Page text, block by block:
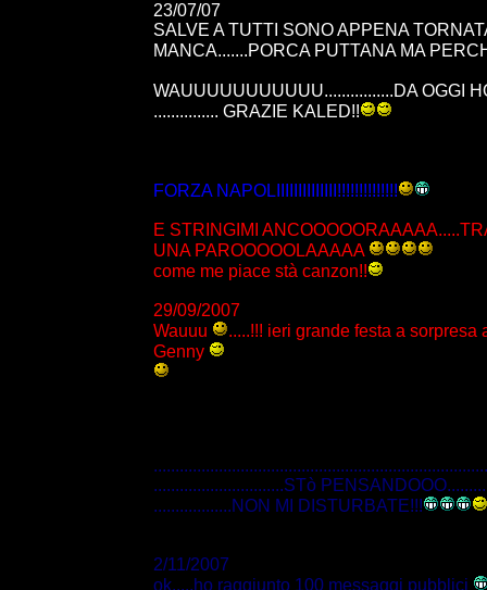
23/07/07
SALVE A TUTTI SONO APPENA
MANCA.......PORCA PUTTANA MA
WAUUUUUUUUUUU................DA OGGI
............... GRAZIE KALED!!
FORZA NAPOLIIIIIIIIIIIIII!!!!!!!!!!!!!!
E STRINGIMI
UNA PAROOOOOLAAAAA
come me piace stà canzon!!
29/09/2007
Wauuu
.....!!! ieri grande festa a
Genny
..............................STò
..................NON MI DISTURBATE!!!
2/11/2007
ok.....ho raggiunto 100 messaggi pubblici